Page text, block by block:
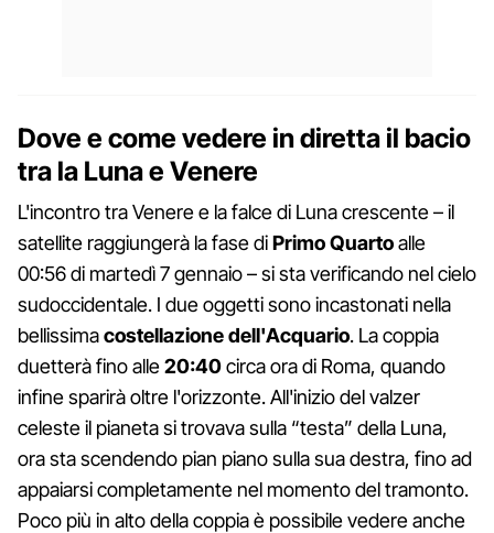
Dove e come vedere in diretta il bacio
tra la Luna e Venere
L'incontro tra Venere e la falce di Luna crescente – il
satellite raggiungerà la fase diPrimo Quartoalle
00:56 di martedì 7 gennaio – si sta verificando nel cielo
sudoccidentale. I due oggetti sono incastonati nella
bellissimacostellazione dell'Acquario. La coppia
duetterà fino alle20:40circa ora di Roma, quando
infine sparirà oltre l'orizzonte. All'inizio del valzer
celeste il pianeta si trovava sulla “testa” della Luna,
ora sta scendendo pian piano sulla sua destra, fino ad
appaiarsi completamente nel momento del tramonto.
Poco più in alto della coppia è possibile vedere anche